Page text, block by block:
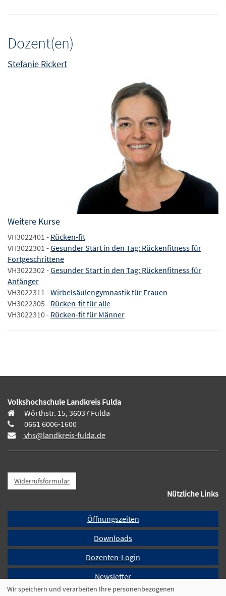
Dozent(en)
Stefanie Rickert
Weitere Kurse
VH3022401 - Rücken-fit
VH3022301 -Gesunder Start in den Tag: Rückenfitness für
Fortgeschrittene
VH3022302 -Gesunder Start in den Tag: Rückenfitness für
Anfänger
VH3022311 -Wirbelsäulengymnastik für Frauen
VH3022305 - Rücken-fit für alle
VH3022310 - Rücken-fit für Männer
Volkshochschule Landkreis Fulda
Wörthstr. 15, 36037 Fulda
0661 6006-1600
vhs@landkreis-fulda.de
Widerrufsformular
Nützliche Links
Öffnungszeiten
Downloads
Dozenten-Login
Newsletter
Wir speichern und verarbeiten Ihre personenbezogenen